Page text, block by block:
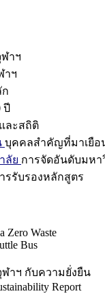
าฯ
าฯ
ปี
ละสถิติ
บุคคลสำคัญที่มาเยือ
ลัย การจัดอันดับมหา
รรับรองหลักสูตร
Zero Waste
Bus
ฬาฯ กับความยั่งยืน
Report